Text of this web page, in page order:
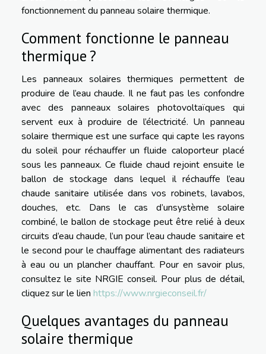
fonctionnement du panneau solaire thermique.
Comment fonctionne le panneau
thermique ?
Les panneaux solaires thermiques permettent de
produire de l’eau chaude. Il ne faut pas les confondre
avec des panneaux solaires photovoltaïques qui
servent eux à produire de l’électricité. Un panneau
solaire thermique est une surface qui capte les rayons
du soleil pour réchauffer un fluide caloporteur placé
sous les panneaux. Ce fluide chaud rejoint ensuite le
ballon de stockage dans lequel il réchauffe l’eau
chaude sanitaire utilisée dans vos robinets, lavabos,
douches, etc. Dans le cas d’unsystème solaire
combiné, le ballon de stockage peut être relié à deux
circuits d’eau chaude, l’un pour l’eau chaude sanitaire et
le second pour le chauffage alimentant des radiateurs
à eau ou un plancher chauffant. Pour en savoir plus,
consultez le site NRGIE conseil. Pour plus de détail,
cliquez sur le lien https://www.nrgieconseil.fr/
Quelques avantages du panneau
solaire thermique